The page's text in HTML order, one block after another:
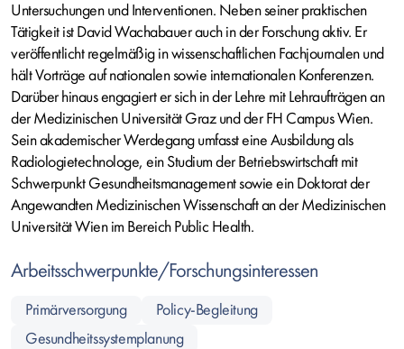
Untersuchungen und Interventionen. Neben seiner praktischen
Tätigkeit ist David Wachabauer auch in der Forschung aktiv. Er
veröffentlicht regelmäßig in wissenschaftlichen Fachjournalen und
hält Vorträge auf nationalen sowie internationalen Konferenzen.
Darüber hinaus engagiert er sich in der Lehre mit Lehraufträgen an
der Medizinischen Universität Graz und der FH Campus Wien.
Sein akademischer Werdegang umfasst eine Ausbildung als
Radiologietechnologe, ein Studium der Betriebswirtschaft mit
Schwerpunkt Gesundheitsmanagement sowie ein Doktorat der
Angewandten Medizinischen Wissenschaft an der Medizinischen
Universität Wien im Bereich Public Health.
Arbeitsschwerpunkte/Forschungsinteressen
Primärversorgung
Policy-Begleitung
Gesundheitssystemplanung